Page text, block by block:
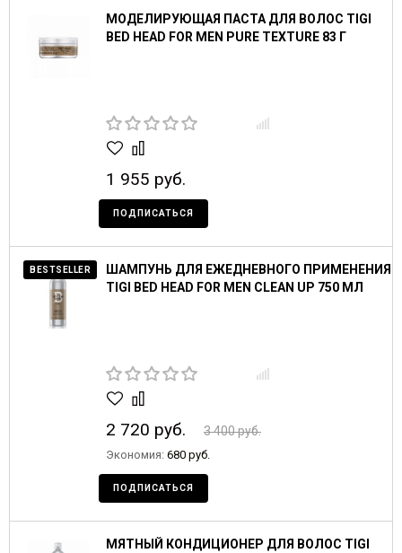
МОДЕЛИРУЮЩАЯ ПАСТА ДЛЯ ВОЛОС TIGI
BED HEAD FOR MEN PURE TEXTURE 83 Г
1 955 руб.
ПОДПИСАТЬСЯ
BESTSELLER
ШАМПУНЬ ДЛЯ ЕЖЕДНЕВНОГО ПРИМЕНЕНИЯ
TIGI BED HEAD FOR MEN CLEAN UP 750 МЛ
2 720 руб. 3 400 руб.
Экономия: 680 руб.
ПОДПИСАТЬСЯ
МЯТНЫЙ КОНДИЦИОНЕР ДЛЯ ВОЛОС TIGI